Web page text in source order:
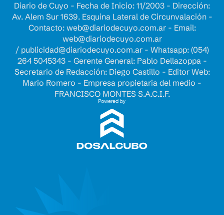
Diario de Cuyo - Fecha de Inicio: 11/2003 - Dirección:
Av. Alem Sur 1639. Esquina Lateral de Circunvalación -
Contacto: web@diariodecuyo.com.ar- Email:
web@diariodecuyo.com.ar
/ publicidad@diariodecuyo.com.ar- Whatsapp: (054)
264 5045343 - Gerente General: Pablo Dellazoppa -
Secretario de Redacción: Diego Castillo - Editor Web:
Mario Romero - Empresa propietaria del medio -
FRANCISCO MONTES S.A.C.I.F.